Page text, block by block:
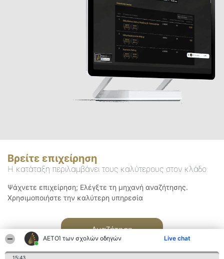
ΑΕΤΟΊ των σχολών οδηγών Live chat
15:43
Βρείτε επιχείρηση
Η κατάταξη περιλαμβάνει τους καλύτερους στον κλάδο
Ψάχνετε επιχείρηση; Ελέγξτε τη μηχανή αναζήτησης.
Χρησιμοποιήστε την καλύτερη υπηρεσία
Αναζήτηση